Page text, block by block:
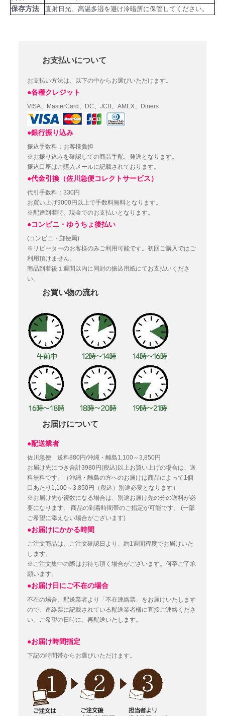
保存方法 直射日光、高温多湿を避け冷暗所に保管してください。
お支払いについて
お支払い方法は、以下の中からお選びいただけます。
●各種クレジット
VISA、MasterCard、DC、JCB、AMEX、Diners
●銀行振り込み
振込手数料：お客様負担
※お振り込みを確認しての商品手配、発送となります。
振込口座はご購入メールに記載されております。
●代金引換（佐川急便コレクトサービス）
代引手数料：330円
お買い上げ9000円以上で手数料無料となります。
※配達到着時、現金でのお支払いとなります。
●コンビニ・ゆうちょ後払い
(コンビニ・郵便局)
※リピーターのお客様のみご利用可能です。初回ご購入ではご
利用頂けません。
商品到着後１週間以内に同封の振込用紙にてお支払いくださ
い。
お買い物の流れ
お届けについて
●配送業者
佐川急便 送料880円/沖縄・離島1,100～3,850円
お届け先につき合計3980円(税込)以上お買い上げの場合は、送
料無料です。（沖縄・離島の方へのお届けは商品によって1個
口あたり1,100～3,850円（税込）別途必要となります）
※お届け先が複数になる場合は、別途お届け先の分の送料が必
要になります。
商品の到着時間帯のご指定が可能です。
(一部
ご希望に添えない場合がございます)
●お届けにかかる時間
ご注文商品は、ご注文確認日より、約1週間程度でお届けいた
します。
※ご注文集中の際はお待ち頂く場合がございます。何卒ご了承
願います。
●お届け日にご不在の場合
不在の場合、配送業者より「不在連絡票」をお届けいたします
ので、連絡票に記載されている配送業者様に直接ご連絡くださ
い。ご希望の日時に、再配送いたします。
●お届け時間指定
下記の時間帯からお選びいただけます。